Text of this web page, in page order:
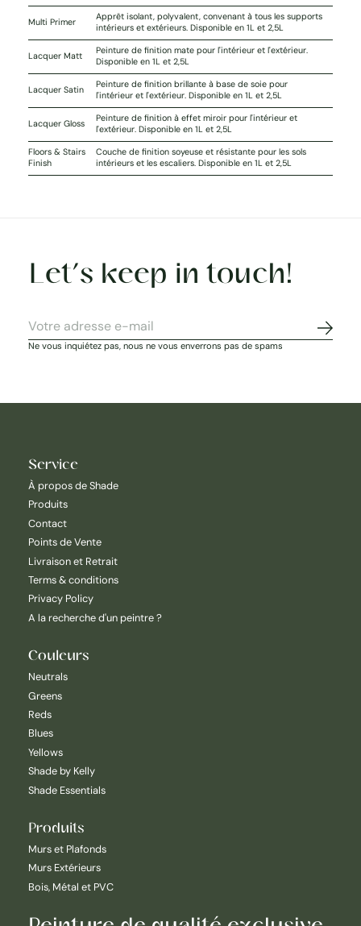
Multi Primer
Apprêt isolant, polyvalent, convenant à tous les supports
intérieurs et extérieurs. Disponible en 1L et 2,5L
Lacquer Matt
Peinture de finition mate pour l'intérieur et l'extérieur.
Disponible en 1L et 2,5L
Lacquer Satin
Peinture de finition brillante à base de soie pour
l'intérieur et l'extérieur. Disponible en 1L et 2,5L
Lacquer Gloss
Peinture de finition à effet miroir pour l'intérieur et
l'extérieur. Disponible en 1L et 2,5L
Floors & Stairs
Finish
Couche de finition soyeuse et résistante pour les sols
intérieurs et les escaliers. Disponible en 1L et 2,5L
Let’s keep in touch!
Ne vous inquiétez pas, nous ne vous enverrons pas de spams
Service
À propos de Shade
Produits
Contact
Points de Vente
Livraison et Retrait
Terms & conditions
Privacy Policy
A la recherche d'un peintre ?
Couleurs
Neutrals
Greens
Reds
Blues
Yellows
Shade by Kelly
Shade Essentials
Produits
Murs et Plafonds
Murs Extérieurs
Bois, Métal et PVC